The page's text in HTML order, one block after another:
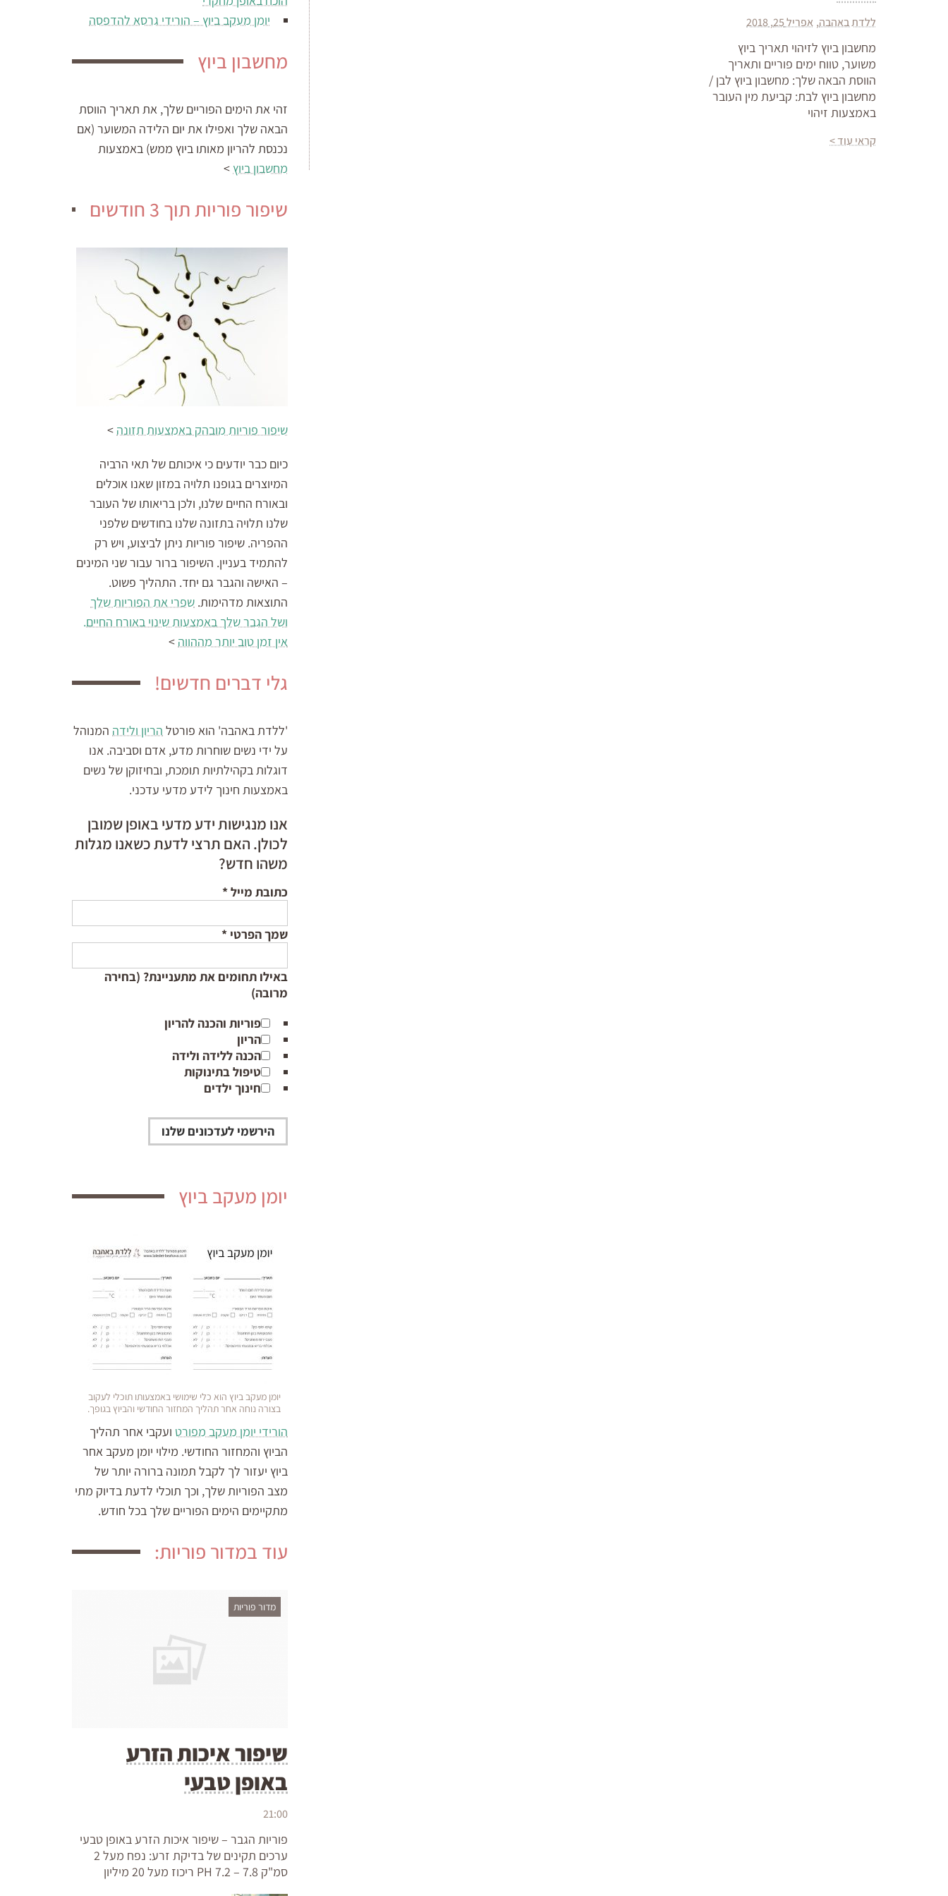
ללדת באהבה אפריל 25, 2018
מחשבון ביוץ לזיהוי תאריך ביוץ
משוער, טווח ימים פוריים ותאריך
הווסת הבאה שלך: מחשבון ביוץ לבן /
מחשבון ביוץ לבת: קביעת מין העובר
באמצעות זיהוי
קראי עוד >
יומן מעקב ביוץ – הורידי גרסא להדפסה
מחשבון ביוץ
זהי את הימים הפוריים שלך, את תאריך הווסת
הבאה שלך ואפילו את יום הלידה המשוער (אם
נכנסת להריון מאותו ביוץ ממש) באמצעות
מחשבון ביוץ >
שיפור פוריות תוך 3 חודשים
שיפור פוריות מובהק באמצעות תזונה >
כיום כבר יודעים כי איכותם של תאי הרביה
המיוצרים בגופנו תלויה במזון שאנו אוכלים
ובאורח החיים שלנו, ולכן בריאותו של העובר
שלנו תלויה בתזונה שלנו בחודשים שלפני
ההפריה. שיפור פוריות ניתן לביצוע, ויש רק
להתמיד בעניין. השיפור ברור עבור שני המינים
– האישה והגבר גם יחד. התהליך פשוט.
התוצאות מדהימות. שפרי את הפוריות שלך
ושל הגבר שלך באמצעות שינוי באורח החיים.
אין זמן טוב יותר מההווה >
גלי דברים חדשים!
'ללדת באהבה' הוא פורטל הריון ולידה המנוהל
על ידי נשים שוחרות מדע, אדם וסביבה. אנו
דוגלות בקהילתיות תומכת, ובחיזוקן של נשים
באמצעות חינוך לידע מדעי עדכני.
אנו מנגישות ידע מדעי באופן שמובן
לכולן. האם תרצי לדעת כשאנו מגלות
משהו חדש?
כתובת מייל*
שמך הפרטי *
באילו תחומים את מתעניינת? (בחירה
מרובה)
פוריות והכנה להריון
הריון
הכנה ללידה ולידה
טיפול בתינוקות
חינוך ילדים
יומן מעקב ביוץ
יומן מעקב ביוץ הוא כלי שימושי באמצעותו תוכלי לעקוב
בצורה נוחה אחר תהליך המחזור החודשי והביוץ בגופך.
הורידי יומן מעקב מפורט ועקבי אחר תהליך
הביוץ והמחזור החודשי. מילוי יומן מעקב אחר
ביוץ יעזור לך לקבל תמונה ברורה יותר של
מצב הפוריות שלך, וכך תוכלי לדעת בדיוק מתי
מתקיימים הימים הפוריים שלך בכל חודש.
עוד במדור פוריות:
מדור פוריות
שיפור איכות הזרע
באופן טבעי
21:00
פוריות הגבר – שיפור איכות הזרע באופן טבעי
ערכים תקינים של בדיקת זרע: נפח מעל 2
סמ"ק PH 7.2 – 7.8 ריכוז מעל 20 מיליון